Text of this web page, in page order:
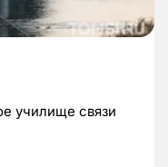
училище связи